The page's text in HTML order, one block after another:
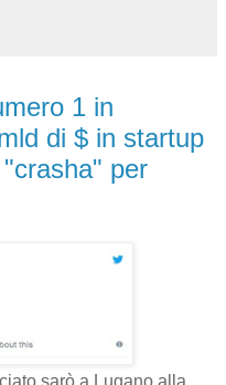
1 in
di $ in startup
per
sarò a Lugano alla